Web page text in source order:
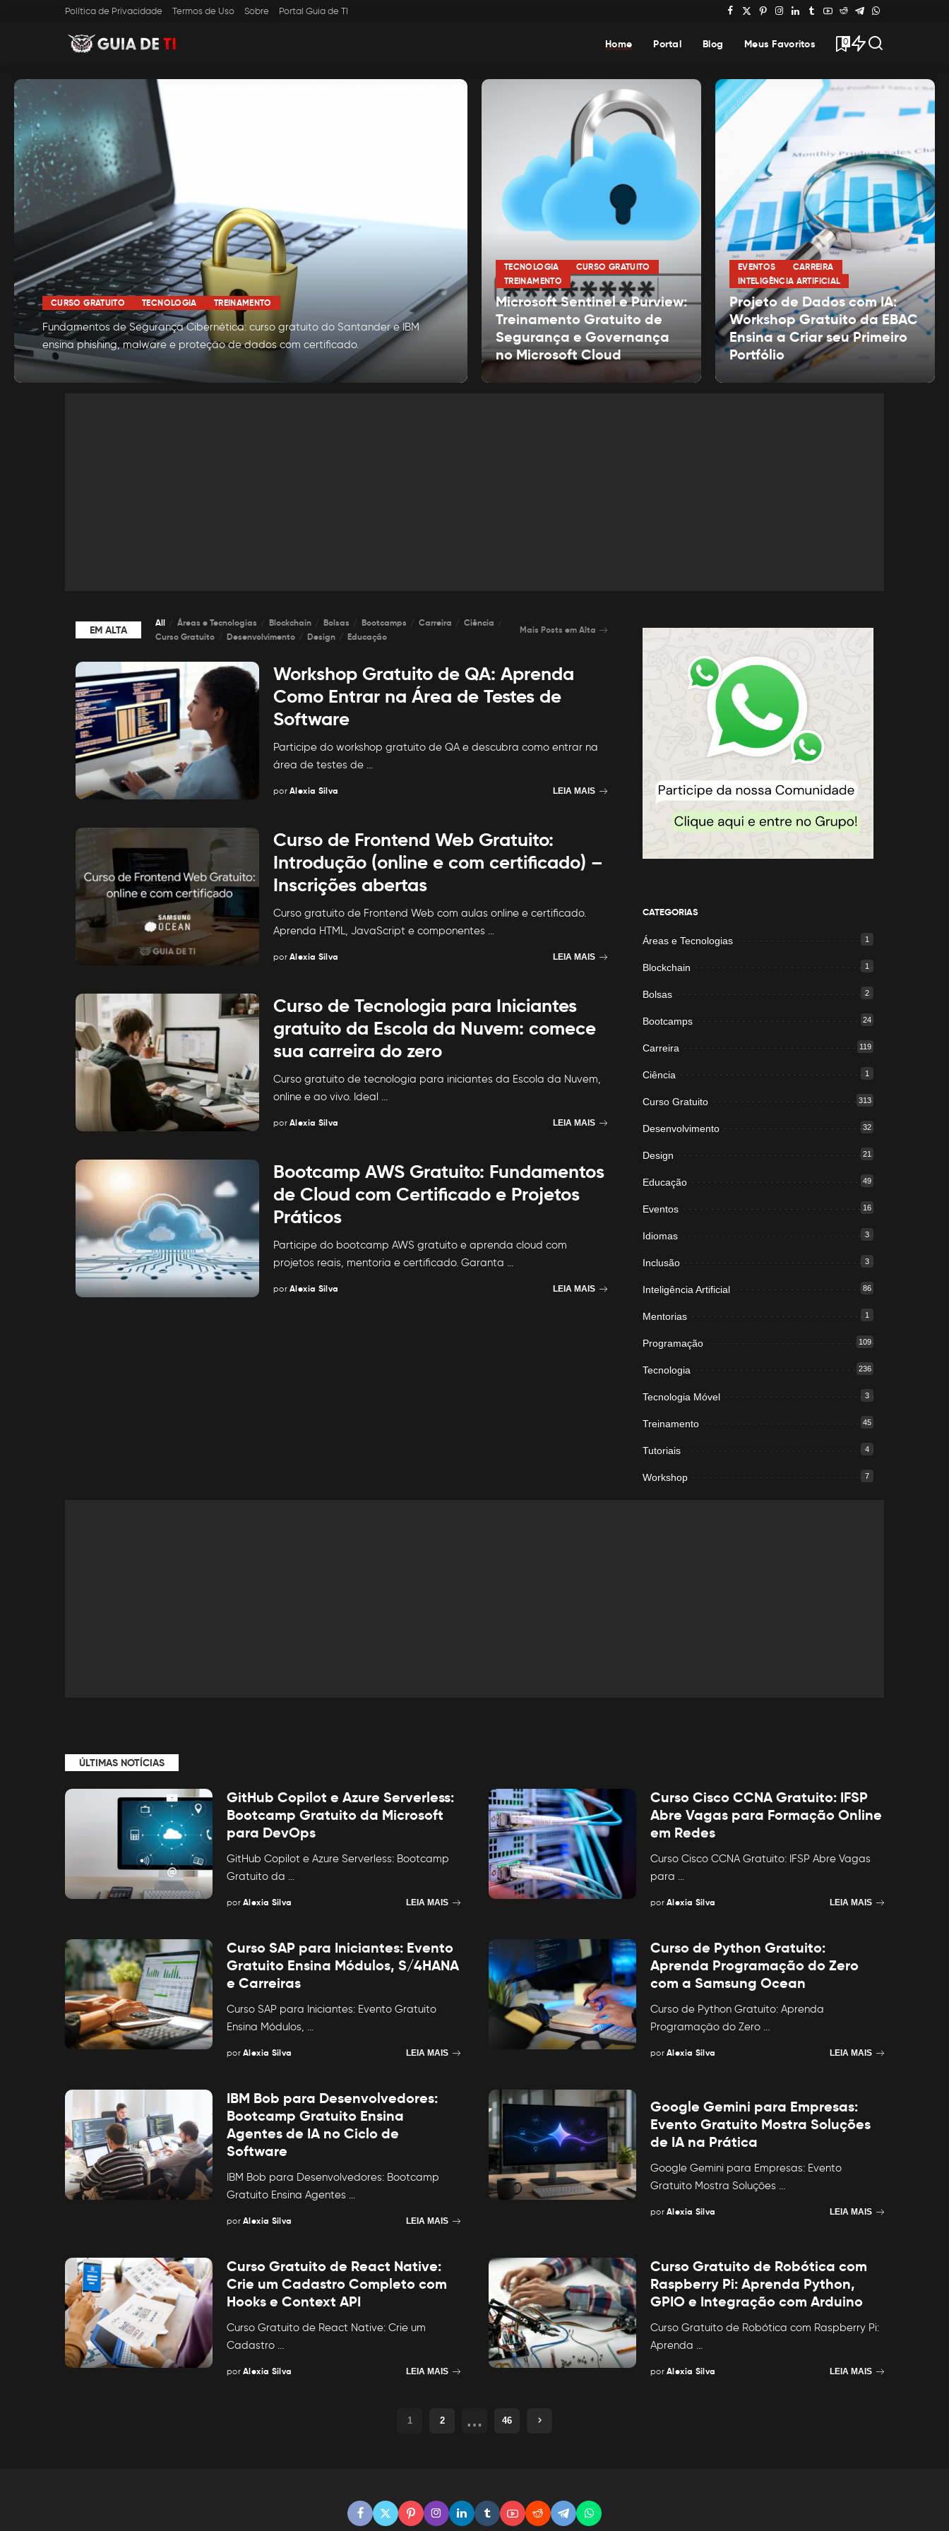
Política de Privacidade Termos de Uso Sobre Portal Guia de TI
Home Portal Blog Meus Favoritos 0
CURSO GRATUITO TECNOLOGIA TREINAMENTO
Fundamentos de Segurança Cibernética: curso gratuito do Santander e IBM
ensina phishing, malware e proteção de dados com certificado.
Alexia Silva
TECNOLOGIA
CURSO GRATUITO
TREINAMENTO
Microsoft Sentinel e Purview:
Treinamento Gratuito de
Segurança e Governança
no Microsoft Cloud
EVENTOS
CARREIRA
INTELIGÊNCIA ARTIFICIAL
Projeto de Dados com IA:
Workshop Gratuito da EBAC
Ensina a Criar seu Primeiro
Portfólio
EM ALTA
All Áreas e Tecnologias Blockchain Bolsas Bootcamps Carreira
Ciência
Curso Gratuito
Desenvolvimento Design Educação
Mais Posts em Alta
Workshop Gratuito de QA: Aprenda
Como Entrar na Área de Testes de
Software
Participe do workshop gratuito de QA e descubra como entrar na
área de testes de
Posted
por Alexia Silva LEIA MAIS
Curso de Frontend Web Gratuito:
Introdução (online e com certificado) –
Inscrições abertas
Curso gratuito de Frontend Web com aulas online e certificado.
Aprenda HTML, JavaScript e componentes
Posted
por Alexia Silva LEIA MAIS
Curso de Tecnologia para Iniciantes
gratuito da Escola da Nuvem: comece
sua carreira do zero
Curso gratuito de tecnologia para iniciantes da Escola da Nuvem,
online e ao vivo. Ideal
Posted
por Alexia Silva LEIA MAIS
Bootcamp AWS Gratuito: Fundamentos
de Cloud com Certificado e Projetos
Práticos
Participe do bootcamp AWS gratuito e aprenda cloud com
projetos reais, mentoria e certificado. Garanta
Posted
por Alexia Silva LEIA MAIS
CATEGORIAS
Áreas e Tecnologias 1
Blockchain 1
Bolsas 2
Bootcamps 24
Carreira 119
Ciência 1
Curso Gratuito 313
Desenvolvimento 32
Design 21
Educação 49
Eventos 16
Idiomas 3
Inclusão 3
Inteligência Artificial 86
Mentorias 1
Programação 109
Tecnologia 236
Tecnologia Móvel 3
Treinamento 45
Tutoriais 4
Workshop 7
ÚLTIMAS NOTÍCIAS
GitHub Copilot e Azure Serverless:
Bootcamp Gratuito da Microsoft
para DevOps
GitHub Copilot e Azure Serverless: Bootcamp
Gratuito da ...
Posted
por Alexia Silva LEIA MAIS
Curso Cisco CCNA Gratuito: IFSP
Abre Vagas para Formação Online
em Redes
Curso Cisco CCNA Gratuito: IFSP Abre Vagas
para ...
Posted
por Alexia Silva LEIA MAIS
Curso SAP para Iniciantes: Evento
Gratuito Ensina Módulos, S/4HANA
e Carreiras
Curso SAP para Iniciantes: Evento Gratuito
Ensina Módulos, ...
Posted
por Alexia Silva LEIA MAIS
Curso de Python Gratuito:
Aprenda Programação do Zero
com a Samsung Ocean
Curso de Python Gratuito: Aprenda
Programação do Zero ...
Posted
por Alexia Silva LEIA MAIS
IBM Bob para Desenvolvedores:
Bootcamp Gratuito Ensina
Agentes de IA no Ciclo de
Software
IBM Bob para Desenvolvedores: Bootcamp
Gratuito Ensina Agentes ...
Posted
por Alexia Silva LEIA MAIS
Google Gemini para Empresas:
Evento Gratuito Mostra Soluções
de IA na Prática
Google Gemini para Empresas: Evento
Gratuito Mostra Soluções ...
Posted
por Alexia Silva LEIA MAIS
Curso Gratuito de React Native:
Crie um Cadastro Completo com
Hooks e Context API
Curso Gratuito de React Native: Crie um
Cadastro ...
Posted
por Alexia Silva LEIA MAIS
Curso Gratuito de Robótica com
Raspberry Pi: Aprenda Python,
GPIO e Integração com Arduino
Curso Gratuito de Robótica com Raspberry Pi:
Aprenda ...
Posted
por Alexia Silva LEIA MAIS
1 2 … 46